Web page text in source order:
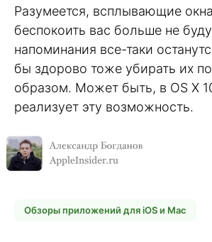
Разумеется, всплывающие
беспокоить вас больше не
напоминания все-таки
бы здорово тоже убирать их
образом. Может быть, в OS X
реализует эту возможность.
Обзоры приложений для iOS и Mac